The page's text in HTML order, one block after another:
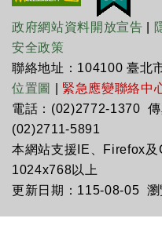
政府網站資料開放宣告
安全政策
聯絡地址：104100 臺北
位置圖
緊急應變聯絡中
電話：(02)2772-1370
(02)2711-5891
本網站支援IE、Firefox
1024x768以上
更新日期：115-08-05